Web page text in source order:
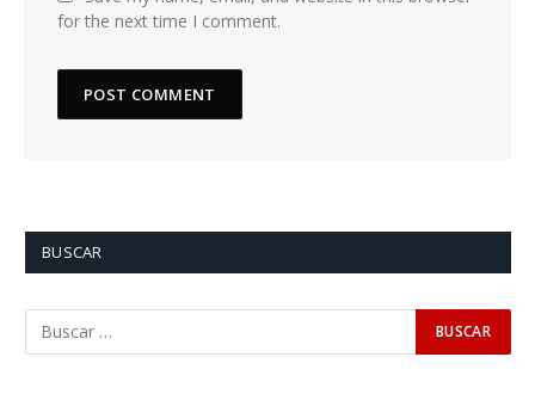
for the next time I comment.
BUSCAR